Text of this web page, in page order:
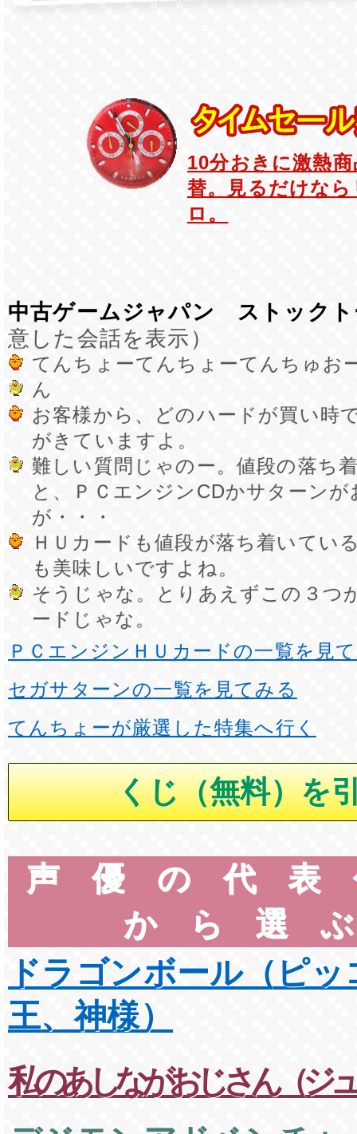
10分おきに激熱
替。見るだけな
ロ。
中古ゲームジャパン ストックト
意した会話を表示）
てんちょーてんちょーてんちゅお
ん
お客様から、どのハードが買い時
がきていますよ。
難しい質問じゃのー。値段の落ち
と、ＰＣエンジンCDかサターン
が・・・
ＨＵカードも値段が落ち着いてい
も美味しいですよね。
そうじゃな。とりあえずこの３つ
ードじゃな。
ＰＣエンジンＨＵカードの一覧を見
セガサターンの一覧を見てみる
てんちょーが厳選した特集へ行く
声優の代
から選
ドラゴンボール（ピ
王、神様）
私のあしながおじさん（ジ